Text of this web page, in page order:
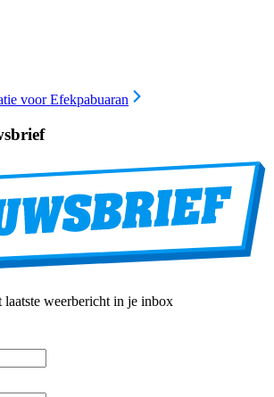
voor Efekpabuaran
laatste weerbericht in je inbox